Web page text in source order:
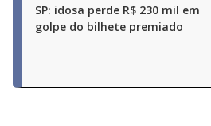
SP: idosa perde R$ 230 mil em
golpe do bilhete premiado